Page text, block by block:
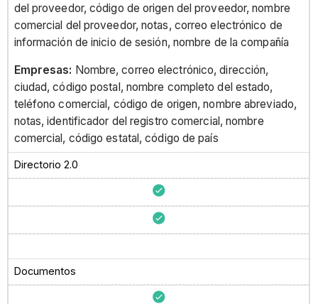
del proveedor, código de origen del proveedor, nombre
comercial del proveedor, notas, correo electrónico de
información de inicio de sesión, nombre de la compañía
Empresas: Nombre, correo electrónico, dirección,
ciudad, código postal, nombre completo del estado,
teléfono comercial, código de origen, nombre abreviado,
notas, identificador del registro comercial, nombre
comercial, código estatal, código de país
Directorio 2.0
Documentos